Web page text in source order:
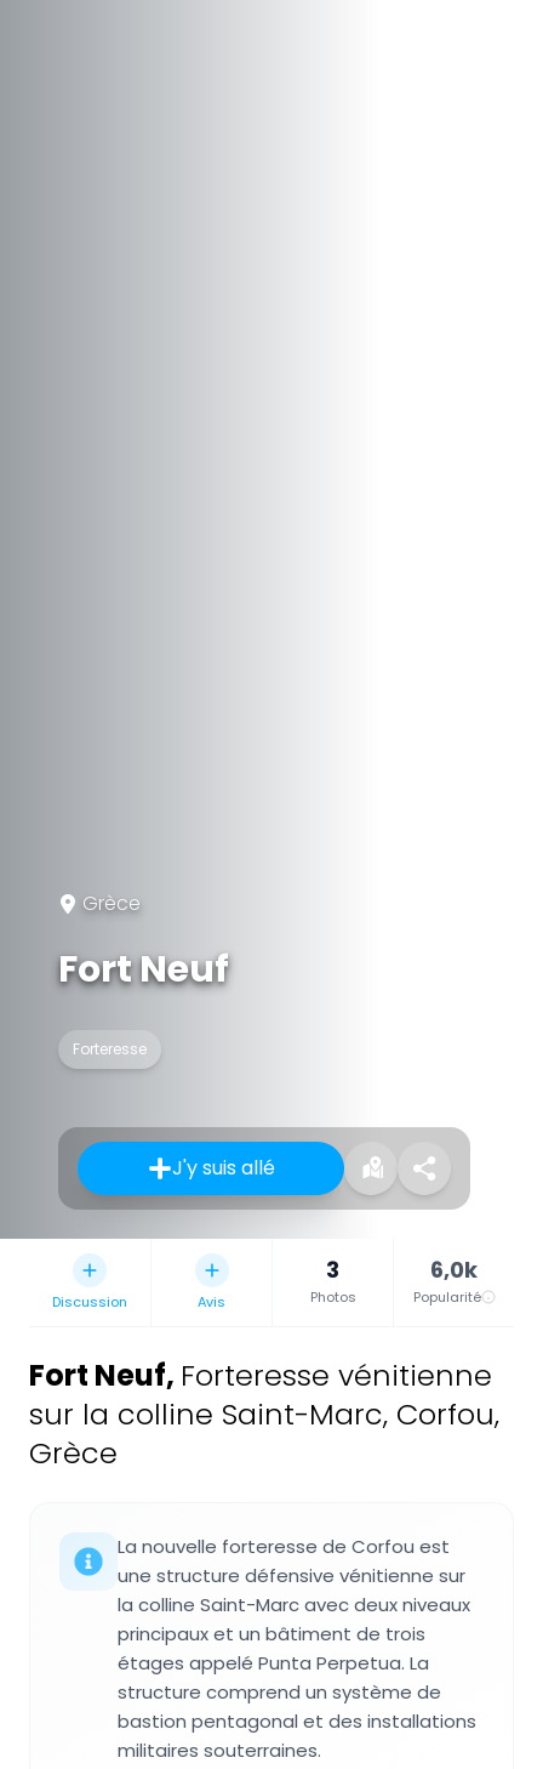
Grèce
Fort Neuf
Forteresse
J'y suis allé
Discussion Avis
3
Photos
6,0k
Popularité
Fort Neuf, Forteresse vénitienne
sur la colline Saint-Marc, Corfou,
Grèce
La nouvelle forteresse de Corfou est
une structure défensive vénitienne sur
la colline Saint-Marc avec deux niveaux
principaux et un bâtiment de trois
étages appelé Punta Perpetua. La
structure comprend un système de
bastion pentagonal et des installations
militaires souterraines.